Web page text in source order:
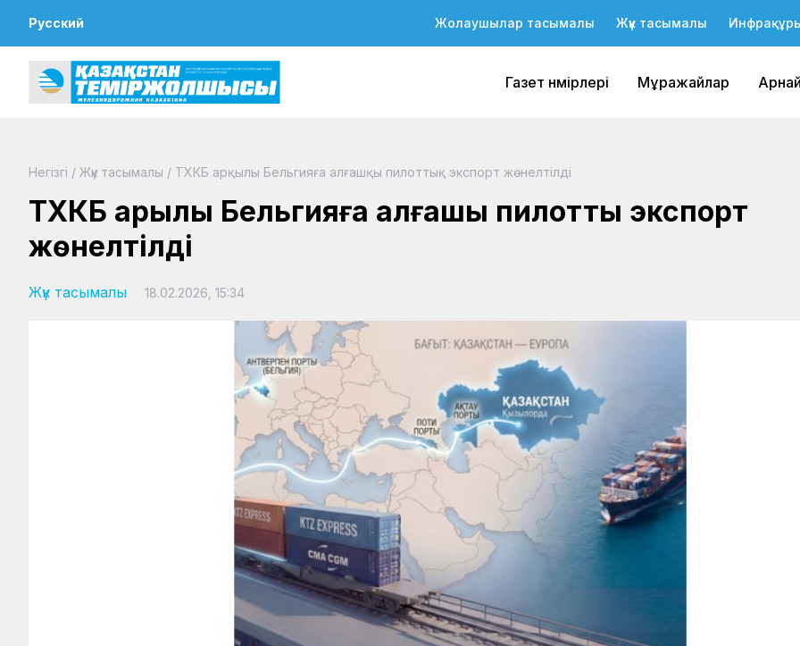
Русский Жолаушылар тасымалы Жүк тасымалы
Газет нөмірлері Мұражайлар
Негізгі / Жүк тасымалы / ТХКБ арқылы Бельгияға алғашқы пилоттық экспорт жөнелтілді
ТХКБ арқылы Бельгияға алғашқы пилоттық экспорт
жөнелтілді
Жүк тасымалы 18.02.2026, 15:34